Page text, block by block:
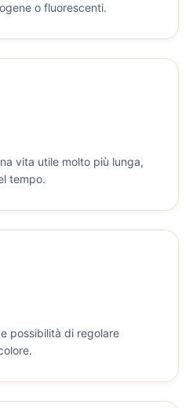
o fluorescenti.
vita utile molto più lunga,
tempo.
possibilità di regolare